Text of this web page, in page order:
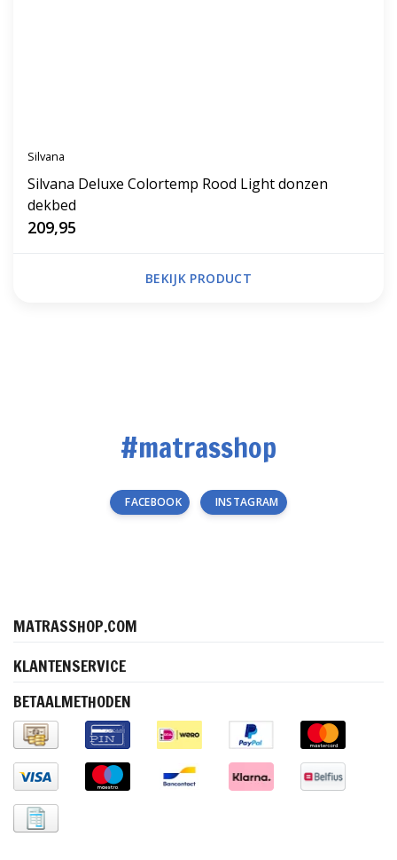
Silvana
Silvana Deluxe Colortemp Rood Light donzen
dekbed
209,95
BEKIJK PRODUCT
#matrasshop
FACEBOOK INSTAGRAM
MATRASSHOP.COM
KLANTENSERVICE
BETAALMETHODEN